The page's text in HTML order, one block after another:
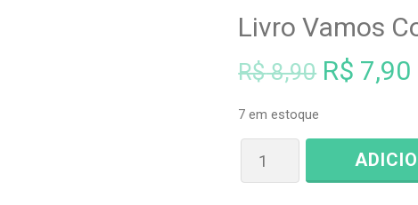
Livro Vamos
R$8,90 O
original
era:
R$ 7,90
7 em estoque